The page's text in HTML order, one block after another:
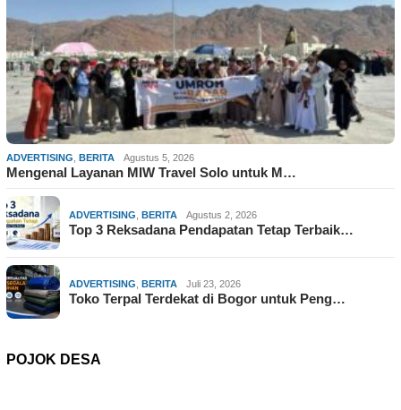
ADVERTISING, BERITA Agustus 5, 2026
Mengenal Layanan MIW Travel Solo untuk M…
ADVERTISING, BERITA Agustus 2, 2026
Top 3 Reksadana Pendapatan Tetap Terbaik…
ADVERTISING, BERITA Juli 23, 2026
Toko Terpal Terdekat di Bogor untuk Peng…
POJOK DESA